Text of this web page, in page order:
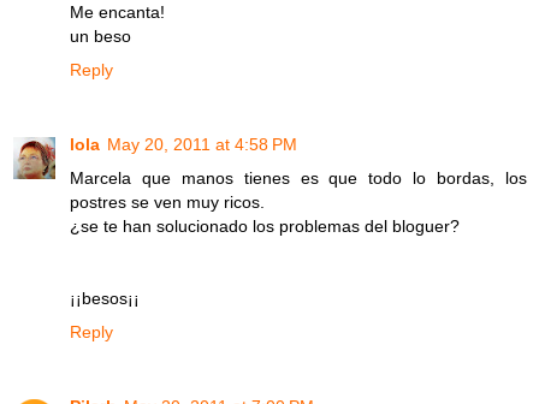
Me encanta!
un beso
Reply
lola May 20, 2011 at 4:58 PM
Marcela que manos tienes es que todo lo bordas, los
postres se ven muy ricos.
¿se te han solucionado los problemas del bloguer?
¡¡besos¡¡
Reply